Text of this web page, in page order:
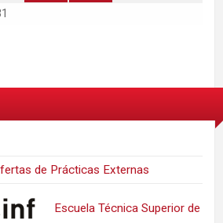
de Prácticas Externas
Escuela Técnica Superior de